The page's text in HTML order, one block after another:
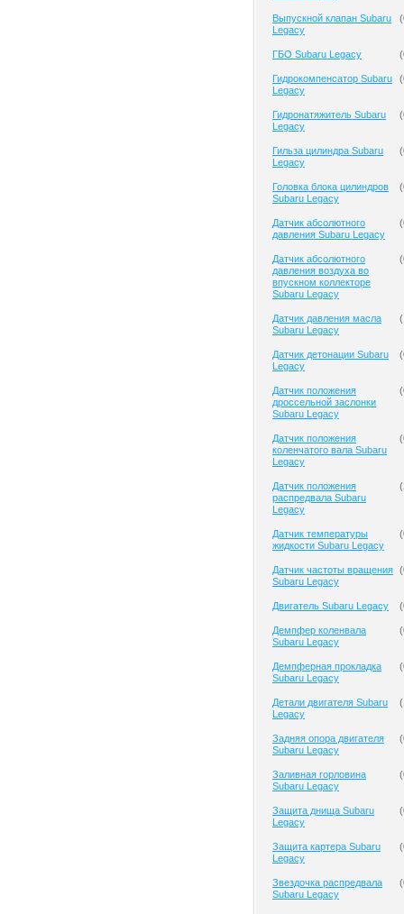
Выпускной клапан Subaru
Legacy
(
ГБО Subaru Legacy (
Гидрокомпенсатор Subaru
Legacy
(
Гидронатяжитель Subaru
Legacy
(
Гильза цилиндра Subaru
Legacy
(
Головка блока цилиндров
Subaru Legacy
(
Датчик абсолютного
давления Subaru Legacy
(
Датчик абсолютного
давления воздуха во
впускном коллекторе
Subaru Legacy
(
Датчик давления масла
Subaru Legacy
(
Датчик детонации Subaru
Legacy
(
Датчик положения
дроссельной заслонки
Subaru Legacy
(
Датчик положения
коленчатого вала Subaru
Legacy
(
Датчик положения
распредвала Subaru
Legacy
(
Датчик температуры
жидкости Subaru Legacy
(
Датчик частоты вращения
Subaru Legacy
(
Двигатель Subaru Legacy (
Демпфер коленвала
Subaru Legacy
(
Демпферная прокладка
Subaru Legacy
(
Детали двигателя Subaru
Legacy
(
Задняя опора двигателя
Subaru Legacy
(
Заливная горловина
Subaru Legacy
(
Защита днища Subaru
Legacy
(
Защита картера Subaru
Legacy
(
Звездочка распредвала
Subaru Legacy
(